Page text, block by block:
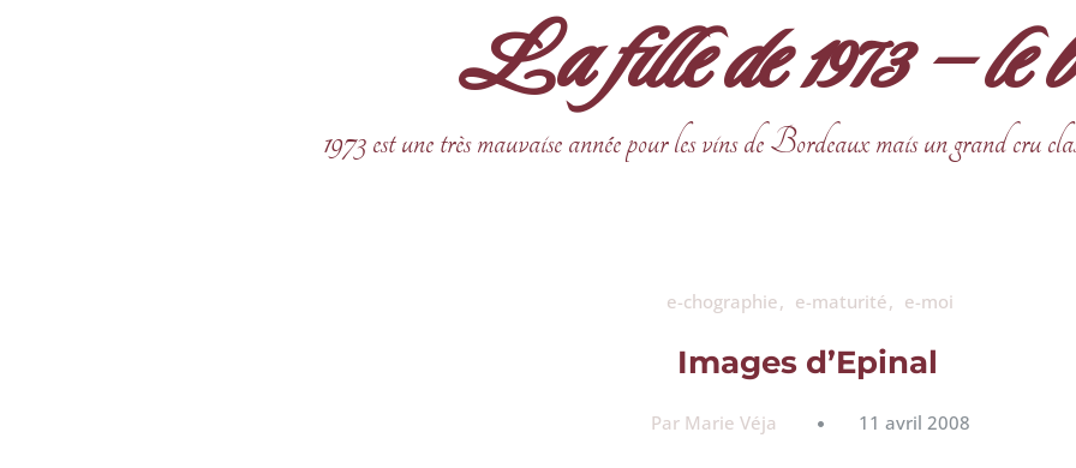
La fille de 1973 – le
1973 est une très mauvaise année pour les vins de Bordeaux mais un grand cru
e-chographie e-maturité e-moi
Images d’Epinal
Par Marie Véja 11 avril 2008